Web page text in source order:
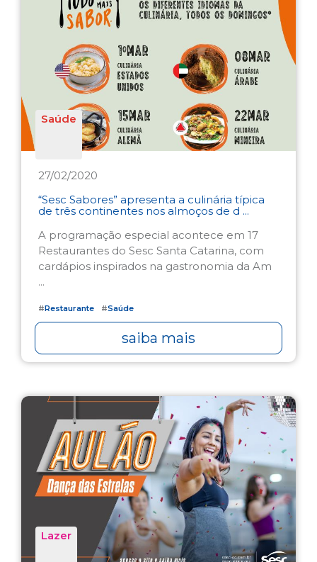
Saúde
27/02/2020
“Sesc Sabores” apresenta a culinária típica
de três continentes nos almoços de d ...
A programação especial acontece em 17
Restaurantes do Sesc Santa Catarina, com
cardápios inspirados na gastronomia da Am
...
#Restaurante #Saúde
saiba mais
Lazer